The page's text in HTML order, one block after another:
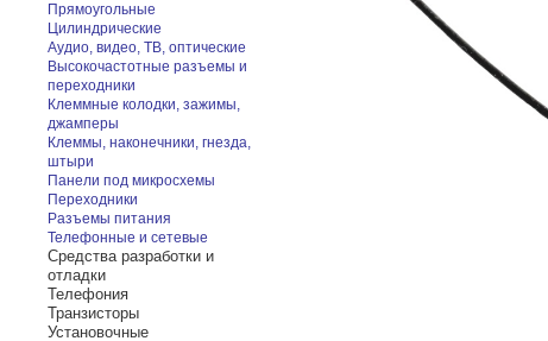
Прямоугольные
Цилиндрические
Аудио, видео, ТВ, оптические
Высокочастотные разъемы и
переходники
Клеммные колодки, зажимы,
джамперы
Клеммы, наконечники, гнезда,
штыри
Панели под микросхемы
Переходники
Разъемы питания
Телефонные и сетевые
Средства разработки и
отладки
Телефония
Транзисторы
Установочные